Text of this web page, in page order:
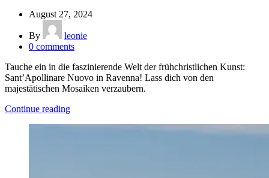
August 27, 2024
By
leonie
0 comments
Tauche ein in die faszinierende Welt der frühchristlichen Kunst:
Sant’Apollinare Nuovo in Ravenna! Lass dich von den
majestätischen Mosaiken verzaubern.
Continue reading